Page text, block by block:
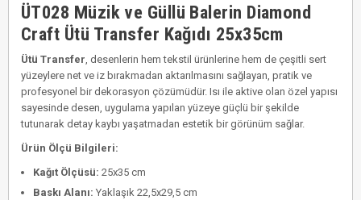
ÜT028 Müzik ve Güllü Balerin Diamond
Craft Ütü Transfer Kağıdı 25x35cm
Ütü Transfer , desenlerin hem tekstil ürünlerine hem de çeşitli sert
yüzeylere net ve iz bırakmadan aktarılmasını sağlayan, pratik ve
profesyonel bir dekorasyon çözümüdür. Isı ile aktive olan özel yapısı
sayesinde desen, uygulama yapılan yüzeye güçlü bir şekilde
tutunarak detay kaybı yaşatmadan estetik bir görünüm sağlar.
Ürün Ölçü Bilgileri:
Kağıt Ölçüsü: 25x35 cm
Baskı Alanı: Yaklaşık 22,5x29,5 cm